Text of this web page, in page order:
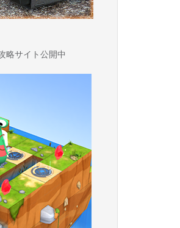
略サイト公開中